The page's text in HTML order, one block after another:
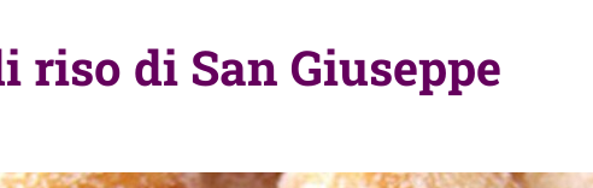
riso di San Giuseppe